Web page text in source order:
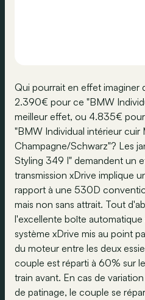
Qui pourrait en effet imaginer
2.390€ pour ce "BMW
meilleur effet, ou 4.835€
"BMW Individual intérieur cuir
Champagne/Schwarz"? Les
Styling 349 I" demandent un
transmission xDrive implique
rapport à une 530D
mais non sans attrait. Tout
l'excellente boîte automatique
système xDrive mis au point
du moteur entre les deux
couple est réparti à 60% sur
train avant. En cas de
de patinage, le couple se